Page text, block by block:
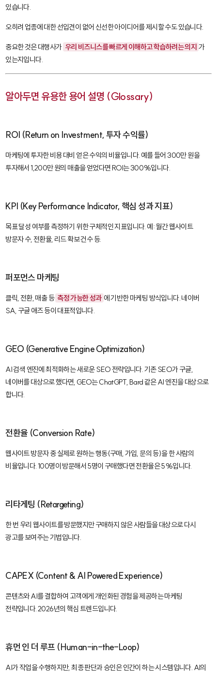
있습니다.
오히려 업종에 대한 선입견이 없어 신선한 아이디어를 제시할 수도 있습니다.
중요한 것은 대행사가 우리 비즈니스를 빠르게 이해하고 학습하려는 의지 가
있는지입니다.
알아두면 유용한 용어 설명 (Glossary)
ROI (Return on Investment, 투자 수익률)
마케팅에 투자한 비용 대비 얻은 수익의 비율입니다. 예를 들어 300만 원을
투자해서 1,200만 원의 매출을 얻었다면 ROI는 300%입니다.
KPI (Key Performance Indicator, 핵심 성과 지표)
목표 달성 여부를 측정하기 위한 구체적인 지표입니다. 예: 월간 웹사이트
방문자 수, 전환율, 리드 확보 건수 등.
퍼포먼스 마케팅
클릭, 전환, 매출 등 측정 가능한 성과 에 기반한 마케팅 방식입니다. 네이버
SA, 구글 애즈 등이 대표적입니다.
GEO (Generative Engine Optimization)
AI 검색 엔진에 최적화하는 새로운 SEO 전략입니다. 기존 SEO가 구글,
네이버를 대상으로 했다면, GEO는 ChatGPT, Bard 같은 AI 엔진을 대상으로
합니다.
전환율 (Conversion Rate)
웹사이트 방문자 중 실제로 원하는 행동(구매, 가입, 문의 등)을 한 사람의
비율입니다. 100명이 방문해서 5명이 구매했다면 전환율은 5%입니다.
리타게팅 (Retargeting)
한 번 우리 웹사이트를 방문했지만 구매하지 않은 사람들을 대상으로 다시
광고를 보여주는 기법입니다.
CAPEX (Content & AI Powered Experience)
콘텐츠와 AI를 결합하여 고객에게 개인화된 경험을 제공하는 마케팅
전략입니다. 2026년의 핵심 트렌드입니다.
휴먼 인 더 루프 (Human-in-the-Loop)
AI가 작업을 수행하지만, 최종 판단과 승인은 인간이 하는 시스템입니다. AI의